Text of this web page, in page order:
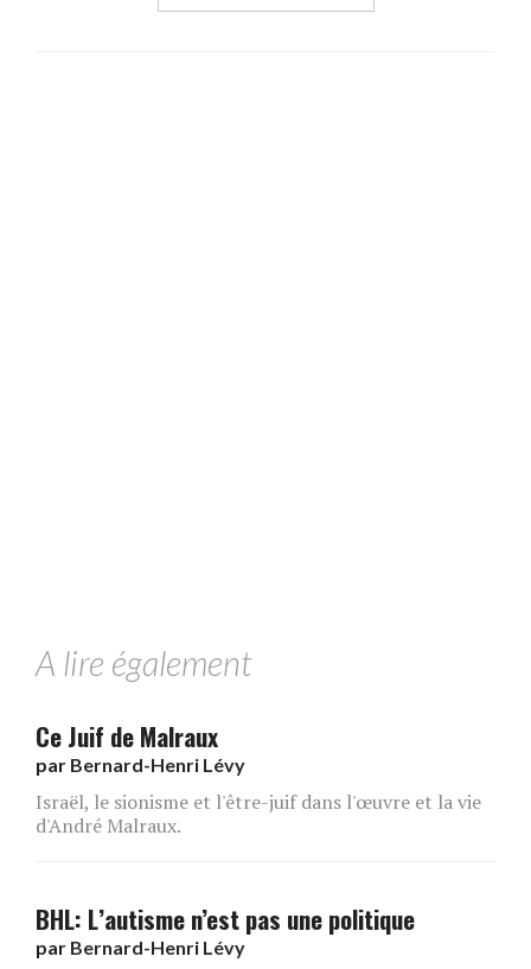
A lire également
Ce Juif de Malraux
par Bernard-Henri Lévy
Israël, le sionisme et l'être-juif dans l'œuvre et la vie
d'André Malraux.
BHL: L’autisme n’est pas une politique
par Bernard-Henri Lévy